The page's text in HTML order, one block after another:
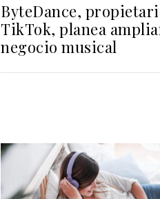
ByteDance,
TikTok, planea
negocio musical